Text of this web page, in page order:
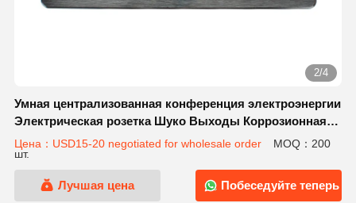
2/4
Умная централизованная конференция электроэнергии
Электрическая розетка Шуко Выходы Коррозионная
устойчивость
Цена：USD15-20 negotiated for wholesale order
MOQ：200
шт.
Лучшая цена Побеседуйте теперь